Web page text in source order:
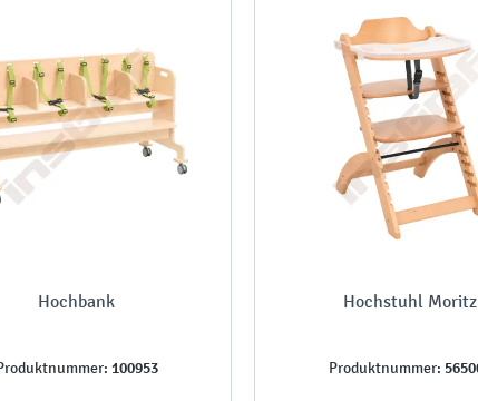
Hochbank
100953
Hochstuhl Moritz
Produktnummer: